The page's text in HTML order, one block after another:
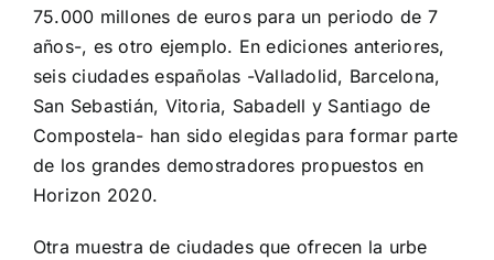
75.000 millones de euros para un periodo de 7
años-, es otro ejemplo. En ediciones anteriores,
seis ciudades españolas -Valladolid, Barcelona,
San Sebastián, Vitoria, Sabadell y Santiago de
Compostela- han sido elegidas para formar parte
de los grandes demostradores propuestos en
Horizon 2020.
Otra muestra de ciudades que ofrecen la urbe